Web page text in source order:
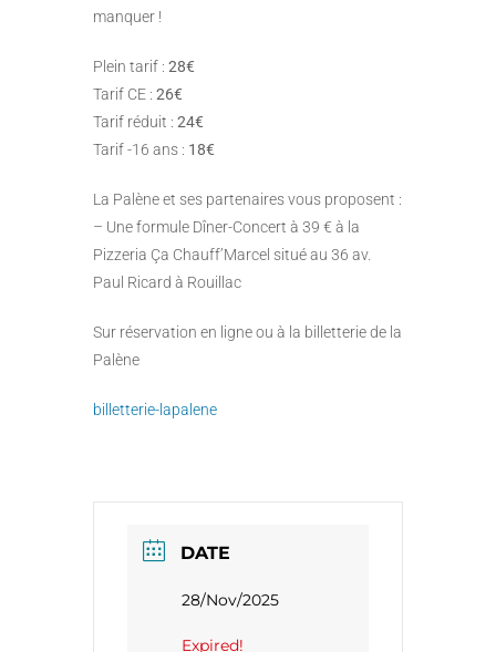
manquer !
Plein tarif : 28€
Tarif CE : 26€
Tarif réduit : 24€
Tarif -16 ans : 18€
La Palène et ses partenaires vous proposent :
– Une formule Dîner-Concert à 39 € à la
Pizzeria Ça Chauff’Marcel situé au 36 av.
Paul Ricard à Rouillac
Sur réservation en ligne ou à la billetterie de la
Palène
billetterie-lapalene
DATE
28/Nov/2025
Expired!